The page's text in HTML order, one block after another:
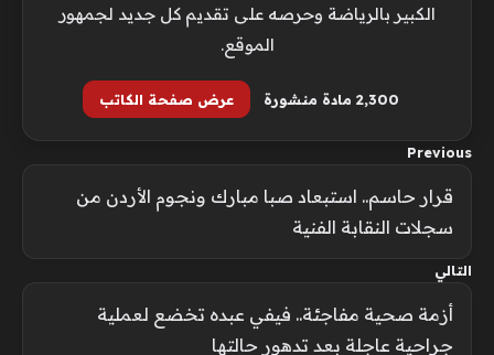
الكبير بالرياضة وحرصه على تقديم كل جديد لجمهور
الموقع.
2٬300 مادة منشورة عرض صفحة الكاتب
Previous
قرار حاسم.. استبعاد صبا مبارك ونجوم الأردن من
سجلات النقابة الفنية
التالي
أزمة صحية مفاجئة.. فيفي عبده تخضع لعملية
جراحية عاجلة بعد تدهور حالتها